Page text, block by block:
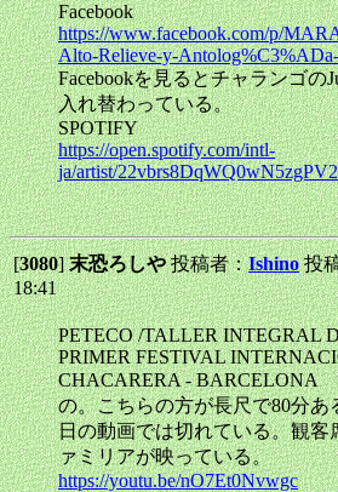
Facebook
https://www.facebook.com/p/
Alto-Relieve-y-
Facebookを見るとチャランゴの
入れ替わっている。
SPOTIFY
https://open.spotify.com/intl-
ja/artist/
[3080]末恐ろしや投稿者：Ishino 投
18:41
PETECO /TALLER INTEGRAL
PRIMER FESTIVAL
CHACARERA - BARCELONA
の。こちらの方が長尺で80分あ
日の動画では切れている。観客
ァミリアが映っている。
https://youtu.be/nO7Et0Nvwgc